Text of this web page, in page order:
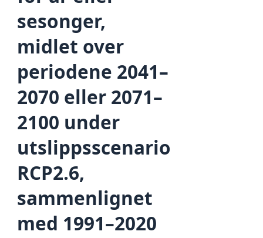
sesonger,
midlet over
periodene 2041–
2070 eller 2071–
2100 under
utslippsscenario
RCP2.6,
sammenlignet
med 1991–2020